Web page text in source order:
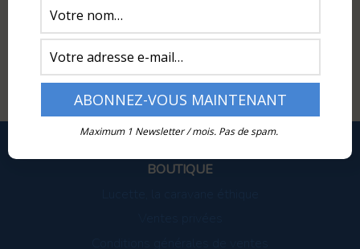
canal9
mode suisse
sustainable fashion TV
BOUTIQUE
Maximum 1 Newsletter / mois. Pas de spam.